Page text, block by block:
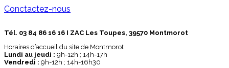
Conctactez-nous
Tél. 03 84 86 16 16 I ZAC Les Toupes, 39570 Montmorot
Horaires d’accueil du site de Montmorot
Lundi au jeudi : 9h-12h ; 14h-17h
Vendredi : 9h-12h ; 14h-16h30